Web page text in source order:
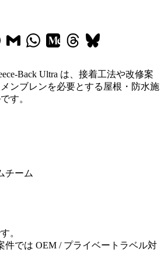
Back Ultra は、接着工法や改修案
ンブレンを必要とする屋根・防水施
す。
チーム
。
件では OEM / プライベートラベル対